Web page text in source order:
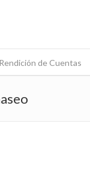
Rendición de Cuentas